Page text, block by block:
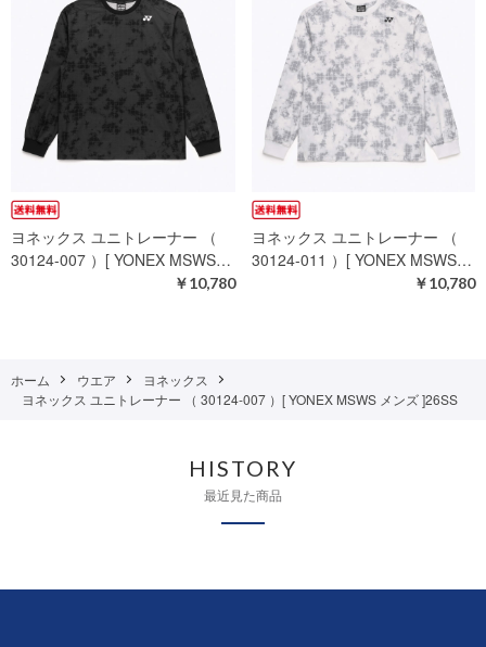
ヨネックス ユニトレーナー （
30124-007 ）[ YONEX MSWS…
￥10,780
ヨネックス ユニトレーナー （
30124-011 ）[ YONEX MSWS…
￥10,780
ホーム ウエア
ヨネックス
ヨネックス ユニトレーナー （ 30124-007 ）[ YONEX MSWS メンズ ]26SS
HISTORY
最近見た商品